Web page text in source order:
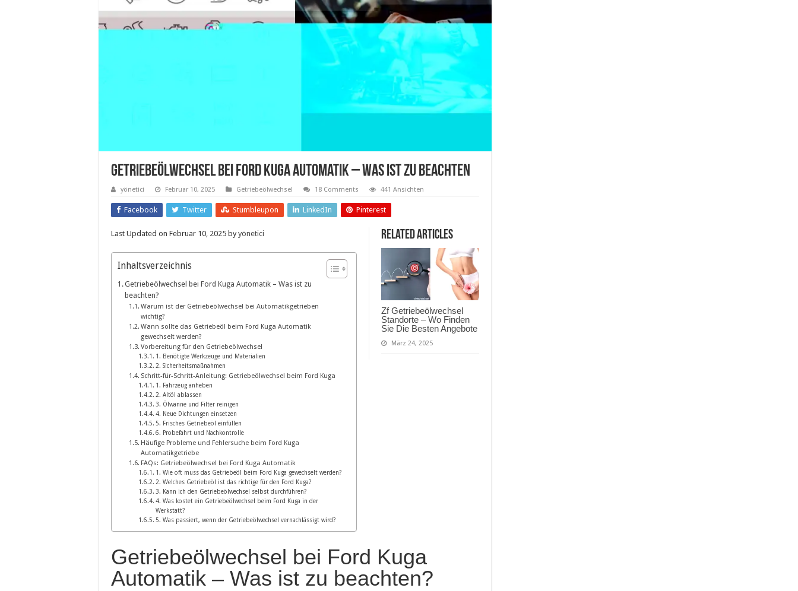
Getriebeölwechsel Bei Ford Kuga Automatik – Was Ist Zu Beachten
yönetici Februar 10, 2025 Getriebeölwechsel 18 Comments 441 Ansichten
Facebook Twitter Stumbleupon LinkedIn Pinterest
Related Articles
Zf Getriebeölwechsel
Standorte – Wo Finden
Sie Die Besten Angebote
März 24, 2025
Last Updated on Februar 10, 2025 byyönetici
Inhaltsverzeichnis
Getriebeölwechsel bei Ford Kuga Automatik – Was ist zu
beachten?
Warum ist der Getriebeölwechsel bei Automatikgetrieben
wichtig?
Wann sollte das Getriebeöl beim Ford Kuga Automatik
gewechselt werden?
Vorbereitung für den Getriebeölwechsel
1. Benötigte Werkzeuge und Materialien
2. Sicherheitsmaßnahmen
Schritt-für-Schritt-Anleitung: Getriebeölwechsel beim Ford Kuga
1. Fahrzeug anheben
2. Altöl ablassen
3. Ölwanne und Filter reinigen
4. Neue Dichtungen einsetzen
5. Frisches Getriebeöl einfüllen
6. Probefahrt und Nachkontrolle
Häufige Probleme und Fehlersuche beim Ford Kuga
Automatikgetriebe
FAQs: Getriebeölwechsel bei Ford Kuga Automatik
1. Wie oft muss das Getriebeöl beim Ford Kuga gewechselt werden?
2. Welches Getriebeöl ist das richtige für den Ford Kuga?
3. Kann ich den Getriebeölwechsel selbst durchführen?
4. Was kostet ein Getriebeölwechsel beim Ford Kuga in der
Werkstatt?
5. Was passiert, wenn der Getriebeölwechsel vernachlässigt wird?
Getriebeölwechsel bei Ford Kuga
Automatik – Was ist zu beachten?